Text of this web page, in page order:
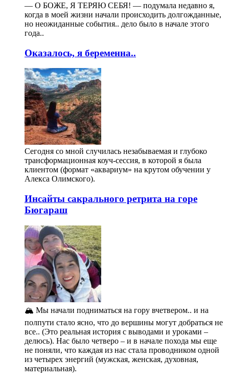
— О БОЖЕ, Я ТЕРЯЮ СЕБЯ! — подумала недавно я,
когда в моей жизни начали происходить долгожданные,
но неожиданные события.. дело было в начале этого
года..
Оказалось, я беременна..
Сегодня со мной случилась незабываемая и глубоко
трансформационная коуч-сессия, в которой я была
клиентом (формат «аквариум» на крутом обучении у
Алекса Олимского).
Инсайты сакрального ретрита на горе
Бюгараш
🏔️ Мы начали подниматься на гору вчетвером.. и на
полпути стало ясно, что до вершины могут добраться не
все.. (Это реальная история с выводами и уроками –
делюсь). Нас было четверо – и в начале похода мы еще
не поняли, что каждая из нас стала проводником одной
из четырех энергий (мужская, женская, духовная,
материальная).